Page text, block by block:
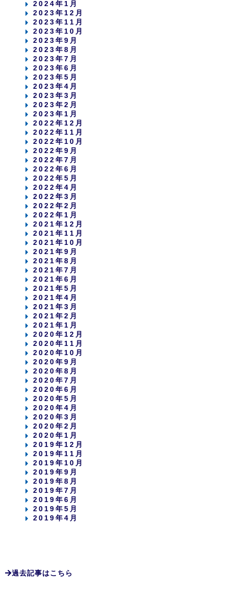
2024年1月
2023年12月
2023年11月
2023年10月
2023年9月
2023年8月
2023年7月
2023年6月
2023年5月
2023年4月
2023年3月
2023年2月
2023年1月
2022年12月
2022年11月
2022年10月
2022年9月
2022年7月
2022年6月
2022年5月
2022年4月
2022年3月
2022年2月
2022年1月
2021年12月
2021年11月
2021年10月
2021年9月
2021年8月
2021年7月
2021年6月
2021年5月
2021年4月
2021年3月
2021年2月
2021年1月
2020年12月
2020年11月
2020年10月
2020年9月
2020年8月
2020年7月
2020年6月
2020年5月
2020年4月
2020年3月
2020年2月
2020年1月
2019年12月
2019年11月
2019年10月
2019年9月
2019年8月
2019年7月
2019年6月
2019年5月
2019年4月
過去記事はこちら